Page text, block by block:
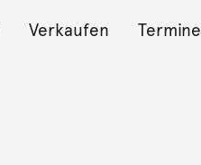
Verkaufen Termine